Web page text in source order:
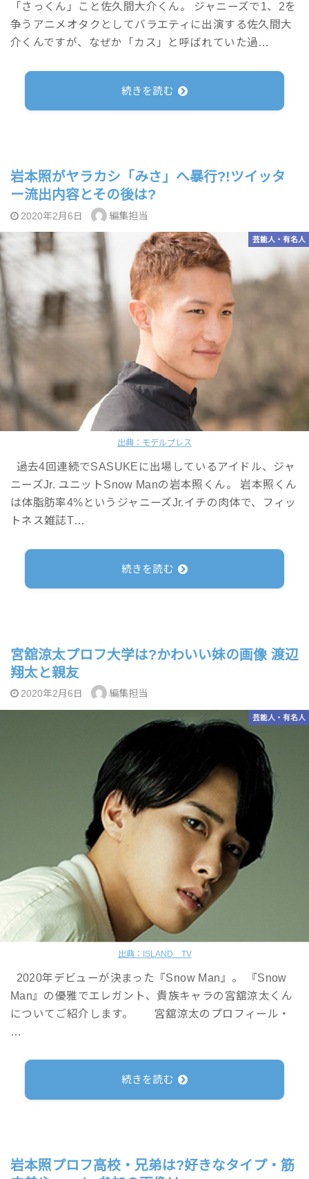
「さっくん」こと佐久間大介くん。 ジャニーズで1、2を
争うアニメオタクとしてバラエティに出演する佐久間大
介くんですが、なぜか「カス」と呼ばれていた過…
続きを読む
岩本照がヤラカシ「みさ」へ暴行?!ツイッタ
ー流出内容とその後は?
2020年2月6日 編集担当
出典：モデルプレス
芸能人・有名人
過去4回連続でSASUKEに出場しているアイドル、ジャ
ニーズJr. ユニットSnow Manの岩本照くん。 岩本照くん
は体脂肪率4%というジャニーズJr.イチの肉体で、フィッ
トネス雑誌T…
続きを読む
宮舘涼太プロフ大学は?かわいい妹の画像 渡辺
翔太と親友
2020年2月6日 編集担当
出典：ISLAND TV
芸能人・有名人
2020年デビューが決まった『Snow Man』。 『Snow
Man』の優雅でエレガント、貴族キャラの宮舘涼太くん
についてご紹介します。 宮舘涼太のプロフィール・
…
続きを読む
岩本照プロフ高校・兄弟は?好きなタイプ・筋